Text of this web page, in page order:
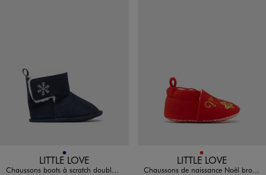
Disponible en 1 coloris
MARINE
LITTLE LOVE
Chaussons boots à scratch doublure chaude bébé
Disponible en 1 coloris
ROUGE
LITTLE LOVE
Chaussons de naissance Noël brodé bébé